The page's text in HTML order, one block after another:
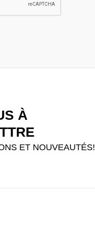
À
ET NOUVEAUTÉS!